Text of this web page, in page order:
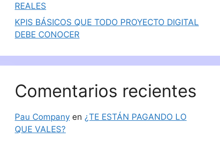
REALES
KPIS BÁSICOS QUE TODO PROYECTO DIGITAL
DEBE CONOCER
Comentarios recientes
Pau Company en ¿TE ESTÁN PAGANDO LO
QUE VALES?